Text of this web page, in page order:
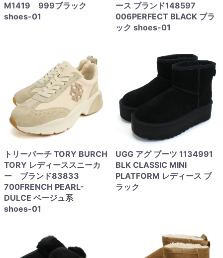
M1419 999ブラック
shoes-01
ース ブランド148597
006PERFECT BLACK ブラ
ック shoes-01
トリーバーチ TORY BURCH
TORY レディーススニーカ
ー ブランド83833
700FRENCH PEARL-
DULCE ベージュ系
shoes-01
UGG アグ ブーツ 1134991
BLK CLASSIC MINI
PLATFORM レディース ブ
ラック